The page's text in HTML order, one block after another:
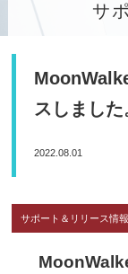
サ
スしました
2022.08.01
サポート＆リリース情報